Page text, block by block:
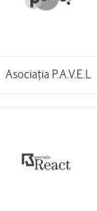
Asociaţia P.A.V.E.L